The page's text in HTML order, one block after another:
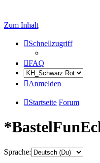
Zum Inhalt
Schnellzugriff
FAQ
Anmelden
Startseite Forum
Sprache: